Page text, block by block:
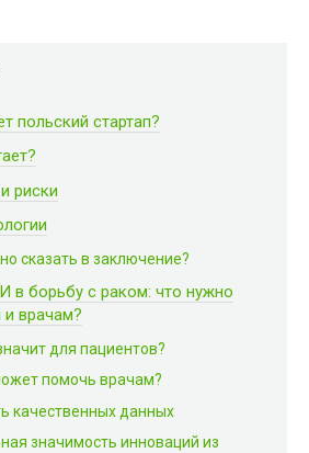
польский стартап?
риски
сказать в заключение?
в борьбу с раком: что нужно
и врачам?
для пациентов?
помочь врачам?
качественных данных
значимость инноваций из